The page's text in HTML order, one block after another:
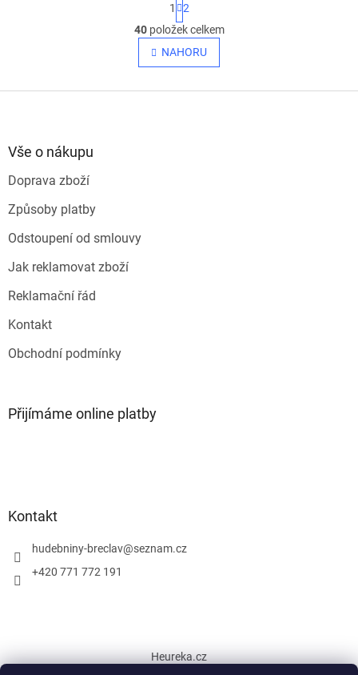
O
v
l
á
t
r
á
n
k
v
1
2
40položek celkem
NAHORU
Vše o nákupu
Doprava zboží
Způsoby platby
Odstoupení od smlouvy
Jak reklamovat zboží
Reklamační řád
Kontakt
Obchodní podmínky
Přijímáme online platby
Kontakt
hudebniny-breclav@seznam.cz
+420 771 772 191
Heureka.cz